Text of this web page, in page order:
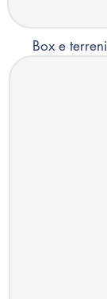
Box e terreni